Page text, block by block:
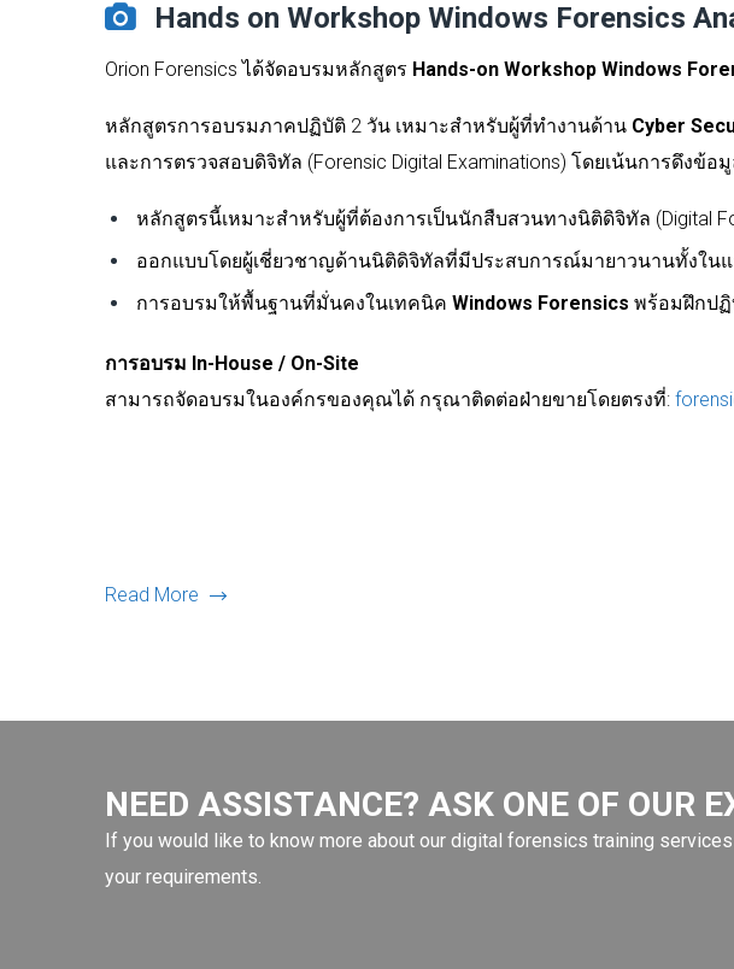
Hands on Workshop Windows Forensics
Orion Forensics ได้จัดอบรมหลักสูตร Hands-on Workshop Windows
หลักสูตรการอบรมภาคปฏิบัติ 2 วัน เหมาะสำหรับผู้ที่ทำงานด้าน Cyber
และการตรวจสอบดิจิทัล (Forensic Digital Examinations) โดยเน้นการดึง
หลักสูตรนี้เหมาะสำหรับผู้ที่ต้องการเป็นนักสืบสวนทางนิติดิจิทัล (Digital
ออกแบบโดยผู้เชี่ยวชาญด้านนิติดิจิทัลที่มีประสบการณ์มายาวนานทั้งในแ
การอบรมให้พื้นฐานที่มั่นคงในเทคนิค Windows Forensics พร้อมฝึกปฏิ
การอบรม In-House / On-Site
สามารถจัดอบรมในองค์กรของคุณได้ กรุณาติดต่อฝ่ายขายโดยตรงที่:
Read More
NEED ASSISTANCE? ASK ONE OF OUR
If you would like to know more about our digital forensics training
your requirements.